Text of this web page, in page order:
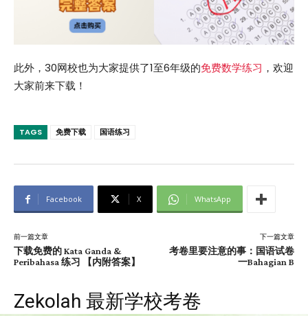
此外，30网校也为大家提供了1至6年级的免费数学练习 ，欢迎
大家前来下载！
TAGS 免费下载 国语练习
Facebook X WhatsApp
前一篇文章
下载免费的 Kata Ganda &
Peribahasa 练习 【内附答案】
下一篇文章
考卷里要注意的事：国语试卷
一Bahagian B
Zekolah 最新学校考卷